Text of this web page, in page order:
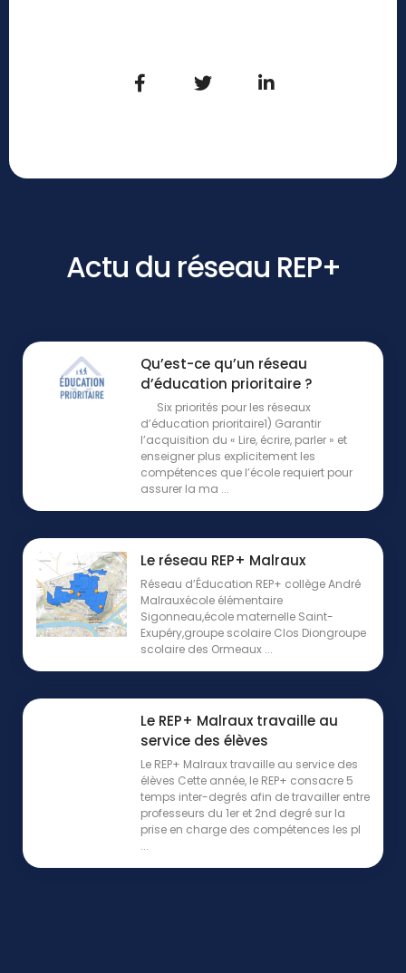
Actu du réseau REP+
Qu’est-ce qu’un réseau
d’éducation prioritaire ?
Six priorités pour les réseaux
d’éducation prioritaire1) Garantir
l’acquisition du « Lire, écrire, parler » et
enseigner plus explicitement les
compétences que l’école requiert pour
assurer la ma ...
Le réseau REP+ Malraux
Réseau d’Éducation REP+ collège André
Malrauxécole élémentaire
Sigonneau,école maternelle Saint-
Exupéry,groupe scolaire Clos Diongroupe
scolaire des Ormeaux ...
Le REP+ Malraux travaille au
service des élèves
Le REP+ Malraux travaille au service des
élèves Cette année, le REP+ consacre 5
temps inter-degrés afin de travailler entre
professeurs du 1er et 2nd degré sur la
prise en charge des compétences les pl
...